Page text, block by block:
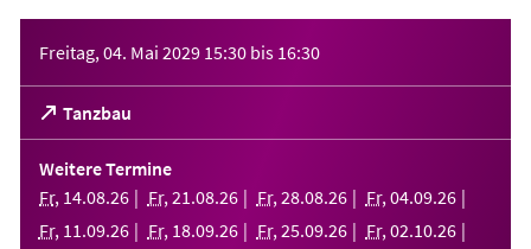
Freitag, 04. Mai 2029 15:30 bis 16:30
Tanzbau
(Öffnet
in
einem
neuen
Tab)
Weitere Termine
Fr, 14.08.26 Fr, 21 .08.26 Fr, 28.08.26 Fr, 04.09.26
Fr, 11 .09.26 Fr, 18.09.26 Fr, 25.09.26 Fr, 02.10.26